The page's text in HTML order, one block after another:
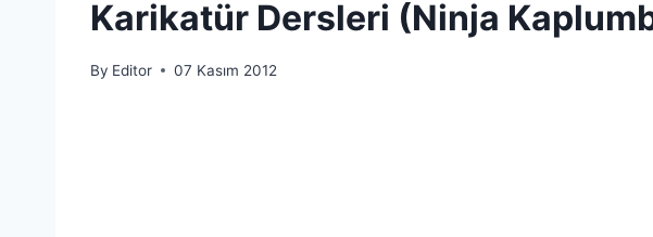
Karikatür Dersleri (Ninja
By Editor 07 Kasım 2012